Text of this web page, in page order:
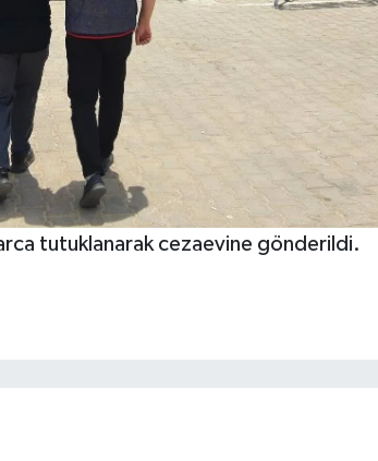
tutuklanarak cezaevine gönderildi.